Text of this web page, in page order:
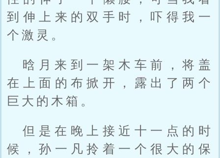
到伸上来的双手时，吓得我一
个激灵。
晗月来到一架木车前，将盖
在上面的布掀开，露出了两个
巨大的木箱。
但是在晚上接近十一点的时
候，孙一凡拎着一个很大的保